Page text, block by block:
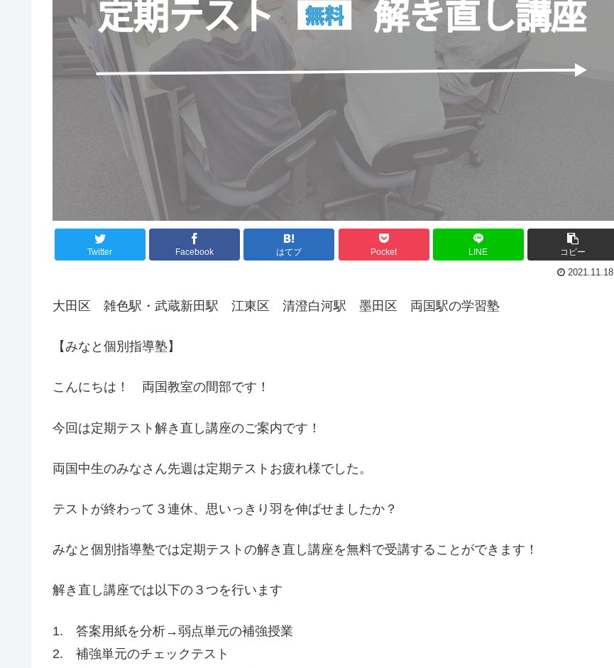
Twitter Facebook はてブ Pocket LINE コピー
2021.11.18
大田区 雑色駅・武蔵新田駅 江東区 清澄白河駅 墨田区 両国駅の学習塾
【みなと個別指導塾】
こんにちは！ 両国教室の間部です！
今回は定期テスト解き直し講座のご案内です！
両国中生のみなさん先週は定期テストお疲れ様でした。
テストが終わって３連休、思いっきり羽を伸ばせましたか？
みなと個別指導塾では定期テストの解き直し講座を無料で受講することができます！
解き直し講座では以下の３つを行います
1. 答案用紙を分析→弱点単元の補強授業
2. 補強単元のチェックテスト